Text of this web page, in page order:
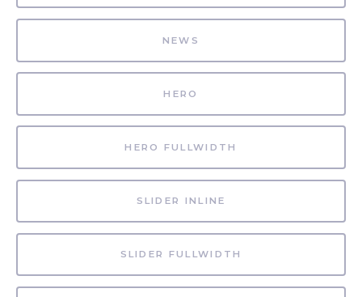
NEWS
HERO
HERO FULLWIDTH
SLIDER INLINE
SLIDER FULLWIDTH